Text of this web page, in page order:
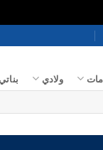
ولادي بناتي